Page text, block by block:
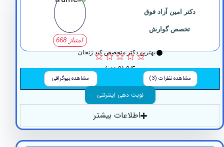
دکتر امین آزاد فوق
تخصص گوارش
بهترین دکتر متخصص کبد زنجان
0/5 (0 نظر)
مشاهده نظرات (3) مشاهده بیوگرافی
نوبت دهی اینترنتی
اطلاعات بیشتر